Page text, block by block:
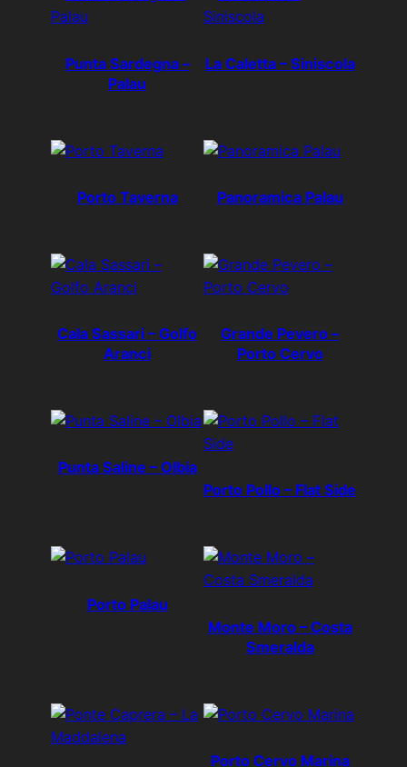
Punta Sardegna –
Palau
La Caletta – Siniscola
Porto Taverna Panoramica Palau
Cala Sassari – Golfo
Aranci
Grande Pevero –
Porto Cervo
Punta Saline – Olbia
Porto Pollo – Flat Side
Porto Palau
Monte Moro – Costa
Smeralda
Porto Cervo Marina